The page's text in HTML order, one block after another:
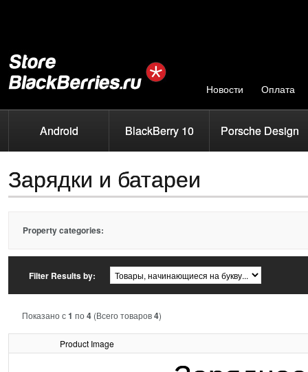
Новости Оплата
Android BlackBerry 10 Porsche Design
Зарядки и батареи
Property categories:
Filter Results by:
Показано с1 по4 (Всего товаров4)
Product Image